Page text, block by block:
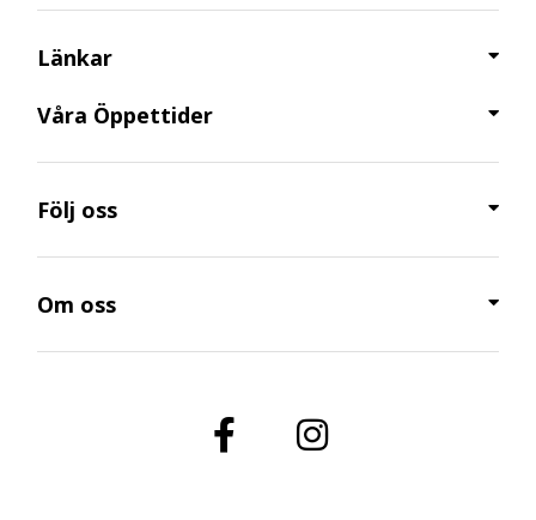
Länkar
Våra Öppettider​
Följ oss
Om oss